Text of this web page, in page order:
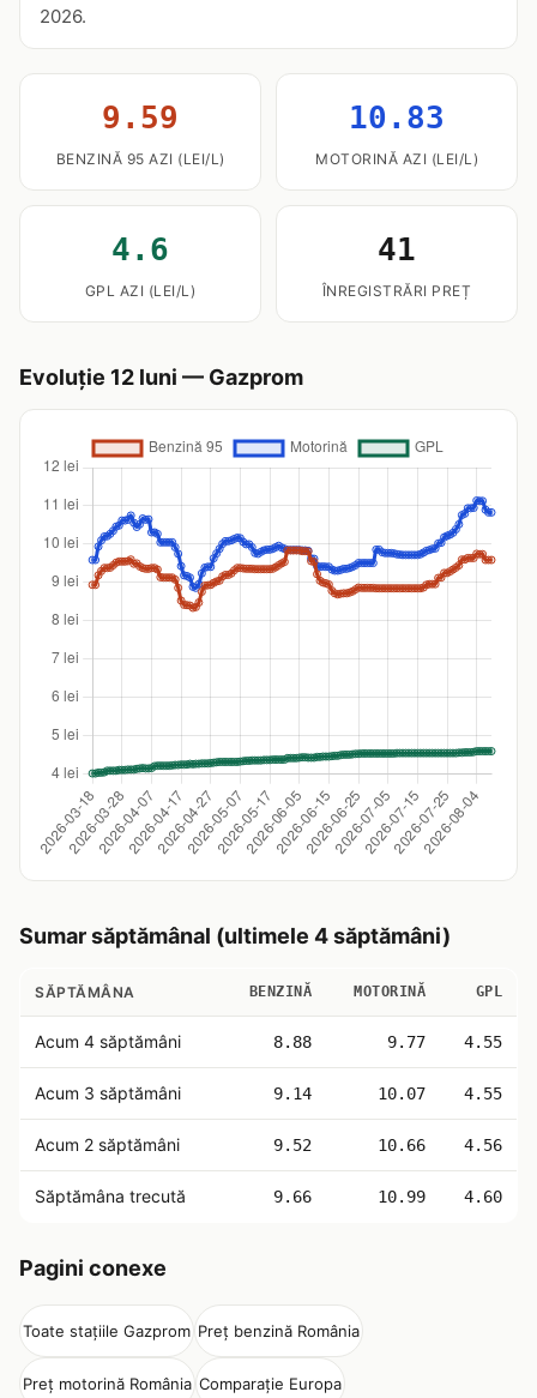
2026.
9.59
BENZINĂ 95 AZI (LEI/L)
10.83
MOTORINĂ AZI (LEI/L)
4.6
GPL AZI (LEI/L)
41
ÎNREGISTRĂRI PREȚ
Evoluție 12 luni — Gazprom
Sumar săptămânal (ultimele 4 săptămâni)
SĂPTĂMÂNA BENZINĂ MOTORINĂ GPL
Acum 4 săptămâni 8.88 9.77 4.55
Acum 3 săptămâni 9.14 10.07 4.55
Acum 2 săptămâni 9.52 10.66 4.56
Săptămâna trecută 9.66 10.99 4.60
Pagini conexe
Toate stațiile Gazprom Preț benzină România
Preț motorină România Comparație Europa